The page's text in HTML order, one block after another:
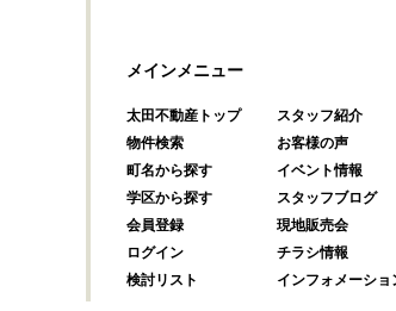
メインメニュー
太田不動産トップ
物件検索
町名から探す
学区から探す
会員登録
ログイン
検討リスト
スタッフ紹介
お客様の声
イベント情報
スタッフブログ
現地販売会
チラシ情報
インフォメーショ